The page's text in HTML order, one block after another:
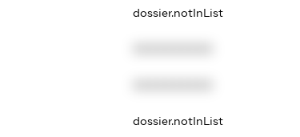
dossier.notInList
dossier.notInList